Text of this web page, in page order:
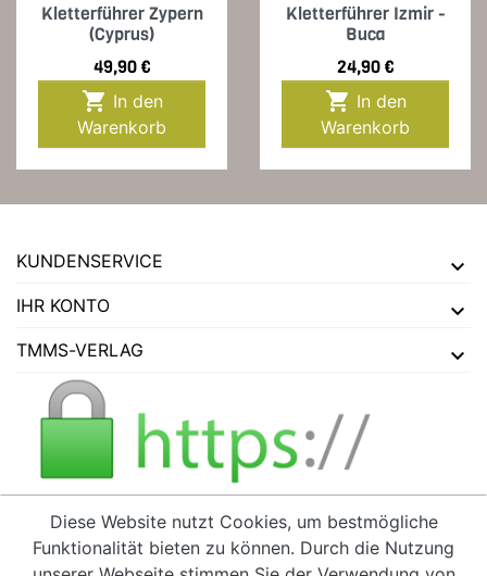
Kletterführer Zypern
(Cyprus)
Preis
49,90 €

Warenkorb
Kletterführer Izmir -
Buca
Preis
24,90 €

Warenkorb
KUNDENSERVICE
IHR KONTO
TMMS-VERLAG
VERTRAG WIDERRUFEN
Diese Website nutzt Cookies, um bestmögliche
Funktionalität bieten zu können. Durch die Nutzung